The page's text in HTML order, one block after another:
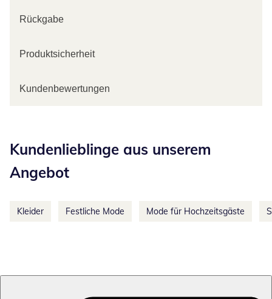
Rückgabe
Produktsicherheit
Kundenbewertungen
Kundenlieblinge aus unserem
Angebot
Kleider Festliche Mode Mode für Hochzeitsgäste